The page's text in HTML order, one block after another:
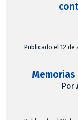
Publicado el 12 de
Por